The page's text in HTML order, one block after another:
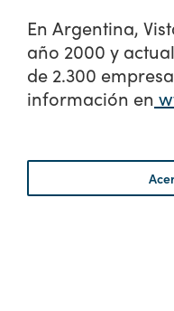
En Argentina,
año 2000 y
de 2.300
información en